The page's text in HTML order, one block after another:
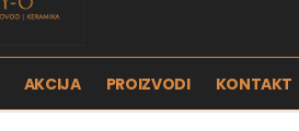
AKCIJA PROIZVODI KONTAKT